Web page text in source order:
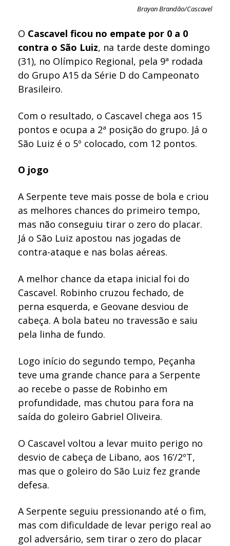
Brayan Brandão/Cascavel
O Cascavel ficou no empate por 0 a 0
contra o São Luiz, na tarde deste domingo
(31), no Olímpico Regional, pela 9ª rodada
do Grupo A15 da Série D do Campeonato
Brasileiro.
Com o resultado, o Cascavel chega aos 15
pontos e ocupa a 2ª posição do grupo. Já o
São Luiz é o 5º colocado, com 12 pontos.
O jogo
A Serpente teve mais posse de bola e criou
as melhores chances do primeiro tempo,
mas não conseguiu tirar o zero do placar.
Já o São Luiz apostou nas jogadas de
contra-ataque e nas bolas aéreas.
A melhor chance da etapa inicial foi do
Cascavel. Robinho cruzou fechado, de
perna esquerda, e Geovane desviou de
cabeça. A bola bateu no travessão e saiu
pela linha de fundo.
Logo início do segundo tempo, Peçanha
teve uma grande chance para a Serpente
ao recebe o passe de Robinho em
profundidade, mas chutou para fora na
saída do goleiro Gabriel Oliveira.
O Cascavel voltou a levar muito perigo no
desvio de cabeça de Libano, aos 16’/2ºT,
mas que o goleiro do São Luiz fez grande
defesa.
A Serpente seguiu pressionando até o fim,
mas com dificuldade de levar perigo real ao
gol adversário, sem tirar o zero do placar